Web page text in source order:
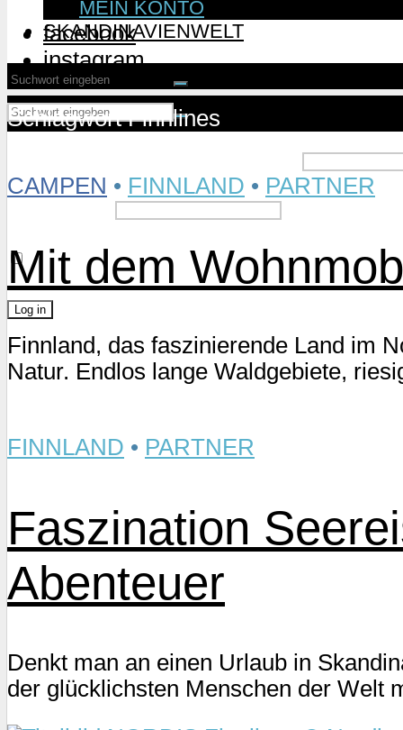
facebook
instagram
Remember Me
Lost Password?
MEIN KONTO
SKANDINAVIENWELT
Schlagwort Finnlines
CAMPEN • FINNLAND • PARTNER
Mit dem
Finnland, das faszinierende Land im
Natur. Endlos lange Waldgebiete,
FINNLAND • PARTNER
Faszination
Abenteuer
Denkt man an einen Urlaub in
der glücklichsten Menschen der Welt